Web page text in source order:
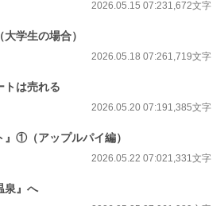
2026.05.15 07:231,672文字
学生の場合）
2026.05.18 07:261,719文字
は売れる
2026.05.20 07:191,385文字
①（アップルパイ編）
2026.05.22 07:021,331文字
泉』へ